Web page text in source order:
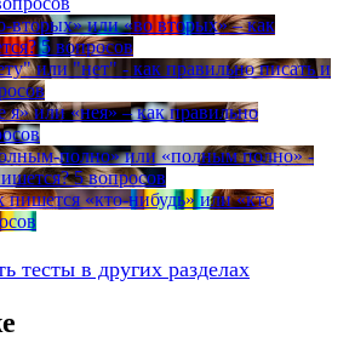
вторых» или «во вторых» – как
5 вопросов
или "нет" - как правильно писать и
я» или «нея» – как правильно
полно» или «полным полно» -
5 вопросов
пишется «кто-нибудь» или «кто
тесты в других разделах